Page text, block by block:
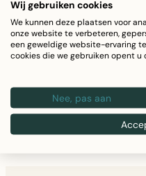
SIERMETAAL
Tuindecoratie metalen
eend 50 cm
Metalen tuindecoratie
eend 50 cm van
cortenstaal,
Nederlandse productie
Wij gebruiken cookies
We kunnen deze plaatsen voor
onze website te verbeteren,
een geweldige website-ervaring
cookies die we gebruiken opent u
Nee, pas aan